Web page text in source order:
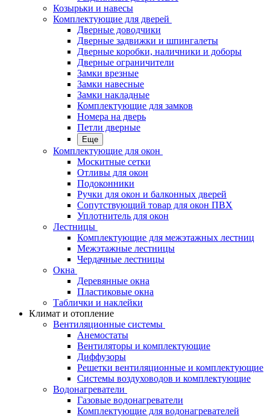
Козырьки и навесы
Комплектующие для дверей
Дверные доводчики
Дверные задвижки и шпингалеты
Дверные коробки, наличники и доборы
Дверные ограничители
Замки врезные
Замки навесные
Замки накладные
Комплектующие для замков
Номера на дверь
Петли дверные
Еще
Комплектующие для окон
Москитные сетки
Отливы для окон
Подоконники
Ручки для окон и балконных дверей
Сопутствующий товар для окон ПВХ
Уплотнитель для окон
Лестницы
Комплектующие для межэтажных лестниц
Межэтажные лестницы
Чердачные лестницы
Окна
Деревянные окна
Пластиковые окна
Таблички и наклейки
Климат и отопление
Вентиляционные системы
Анемостаты
Вентиляторы и комплектующие
Диффузоры
Решетки вентиляционные и комплектующие
Системы воздуховодов и комплектующие
Водонагреватели
Газовые водонагреватели
Комплектующие для водонагревателей